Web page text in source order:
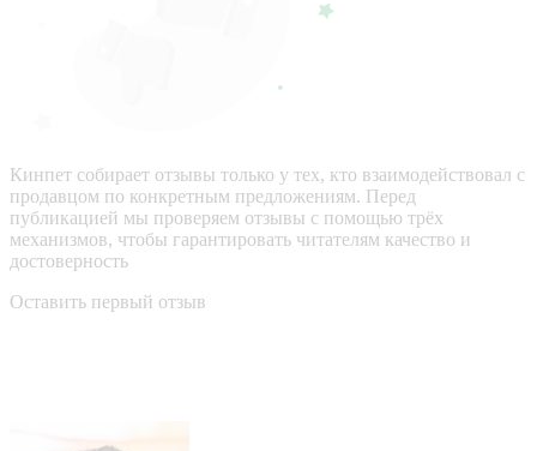
Кинпет собирает отзывы только у тех, кто взаимодействовал с
продавцом по конкретным предложениям. Перед
публикацией мы проверяем отзывы с помощью трёх
механизмов, чтобы гарантировать читателям качество и
достоверность
Оставить первый отзыв